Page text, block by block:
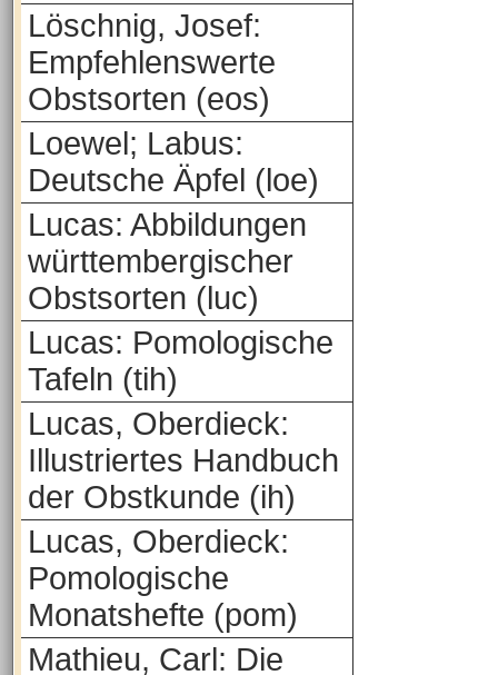
Löschnig, Josef:
Empfehlenswerte
Obstsorten (eos)
Loewel; Labus:
Deutsche Äpfel (loe)
Lucas: Abbildungen
württembergischer
Obstsorten (luc)
Lucas: Pomologische
Tafeln (tih)
Lucas, Oberdieck:
Illustriertes Handbuch
der Obstkunde (ih)
Lucas, Oberdieck:
Pomologische
Monatshefte (pom)
Mathieu, Carl: Die